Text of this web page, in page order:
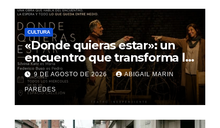
CULTURA
«Donde quieras estar»: un
encuentro que transforma la
espera en el lugar donde
habita el alma
9 DE AGOSTO DE 2026 ABIGAIL MARIN
PAREDES